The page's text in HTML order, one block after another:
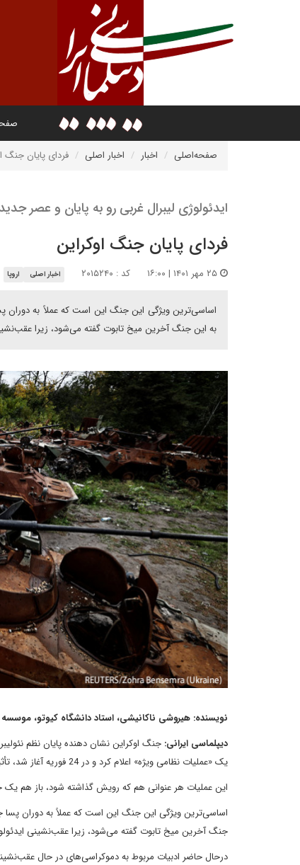
صفحه‌اصلی اخبار اخبار اصلی فردای پایان جنگ
ایدئولوژی لیبرال غربی رو به پایان و عصر
فردای پایان جنگ اوکراین
کد : ۲۰۱۵۲۴۰ اخبار اصلی اروپا
اساسی‌ترین ویژگی این جنگ این است که عملاً به دوران
به این جنگ آخرین میخ تابوت گفته می‌شود، زیرا
نویسنده: هیروشی ناکانیشی، استاد دانشگاه کیوتو، موسسه
دیپلماسی ایرانی: جنگ اوکراین نشان دهنده پایان نظم
یک «عملیات نظامی ویژه» اعلام کرد و در 24 فوریه آغاز شد، تأثیر زیادی بر نظم جهانی گذاشته است.
این عملیات هر عنوانی هم که رویش گذاشته شود، باز هم یک
اساسی‌ترین ویژگی این جنگ این است که عملاً به دوران پسا
جنگ آخرین میخ تابوت گفته می‌شود، زیرا عقب‌نشینی
درحال حاضر ادبیات مربوط به دموکراسی‌های در حال